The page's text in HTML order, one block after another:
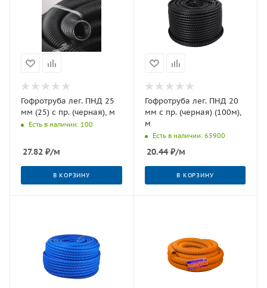
Гофротруба лег. ПНД 25
мм (25) с пр. (черная), м
Есть в наличии: 100
27.82 ₽/м
В КОРЗИНУ
Гофротруба лег. ПНД 20
мм с пр. (черная) (100м),
м
Есть в наличии: 65900
20.44₽/м
В КОРЗИНУ